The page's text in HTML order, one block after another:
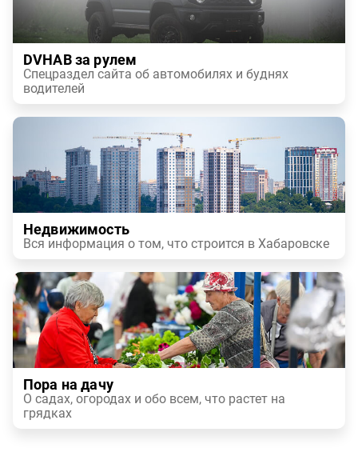
DVHAB за рулем
Спецраздел сайта об автомобилях и буднях
водителей
Недвижимость
Вся информация о том, что строится в Хабаровске
Пора на дачу
О садах, огородах и обо всем, что растет на
грядках